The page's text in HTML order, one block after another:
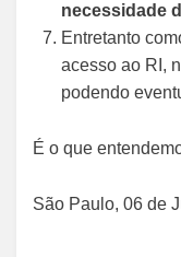
necessidade
Entretanto
acesso ao RI,
podendo
É o que
São Paulo, 06 de